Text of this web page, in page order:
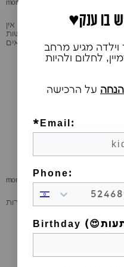
שלי בעננים וממש אוהבת. אין
לילדה ונחזור גם בהמשך לעשות
קניה נוספת לילדים הבאים :)
​אחלה מיטה ואחלה שירות
חבר
בו ענק
וילדה מגיע מרחב
לחלום ולהיות
על הרכישה
*Email:
Phone: